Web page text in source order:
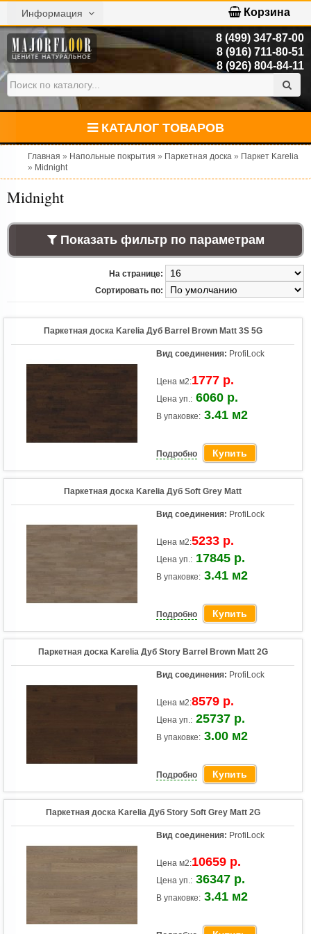
Информация Корзина
8 (499) 347-87-00
8 (916) 711-80-51
8 (926) 804-84-11
КАТАЛОГ ТОВАРОВ
Главная » Напольные покрытия » Паркетная доска » Паркет Karelia
» Midnight
Midnight
Показать фильтр по параметрам
На странице:
Сортировать по:
Паркетная доска Karelia Дуб Barrel Brown Matt 3S 5G
Вид соединения: ProfiLock
Цена м2:1777 р.
Цена уп.: 6060 р.
В упаковке: 3.41 м2
Подробно Купить
Паркетная доска Karelia Дуб Soft Grey Matt
Вид соединения: ProfiLock
Цена м2:5233 р.
Цена уп.: 17845 р.
В упаковке: 3.41 м2
Подробно Купить
Паркетная доска Karelia Дуб Story Barrel Brown Matt 2G
Вид соединения: ProfiLock
Цена м2:8579 р.
Цена уп.: 25737 р.
В упаковке: 3.00 м2
Подробно Купить
Паркетная доска Karelia Дуб Story Soft Grey Matt 2G
Вид соединения: ProfiLock
Цена м2:10659 р.
Цена уп.: 36347 р.
В упаковке: 3.41 м2